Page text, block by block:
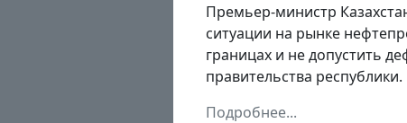
Премьер-министр
ситуации на рынке
границах и не допустить
правительства республики.
Подробнее...